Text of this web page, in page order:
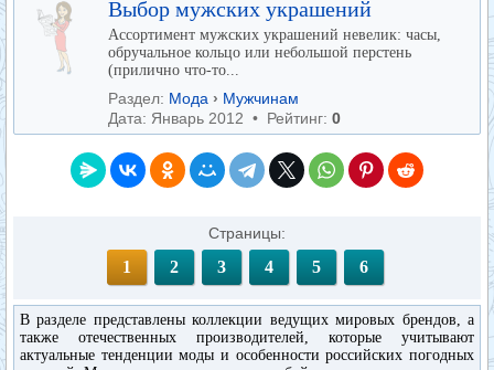
Выбор мужских украшений
Ассортимент мужских украшений невелик: часы,
обручальное кольцо или небольшой перстень
(прилично что-то...
Раздел: Мода › Мужчинам
Дата: Январь 2012 • Рейтинг: 0
Страницы:
1 2 3 4 5 6
В разделе представлены коллекции ведущих мировых брендов, а
также отечественных производителей, которые учитывают
актуальные тенденции моды и особенности российских погодных